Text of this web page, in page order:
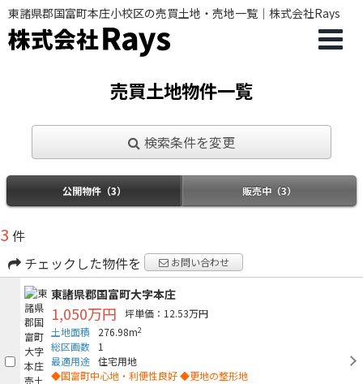
東諸県郡国富町本庄小校区の売買土地・売地一覧｜株式会社Rays
売買土地物件一覧
検索条件を変更
公開物件（3） 販売中（3）
3 件
チェックした物件を
お問い合わせ
東諸県郡国富町大字本庄
1,050万円
坪単価：12.53万円
土地面積
276.98m2
総区画数
1
最適用途 住宅用地
◆国富町中心地・利便性良好 ◆更地の整形地